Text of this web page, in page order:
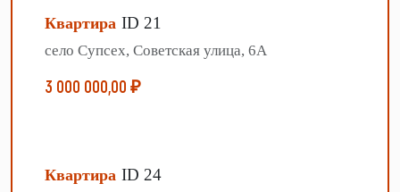
Квартира ID 21
село Супсех, Советская улица, 6А
3 000 000,00 ₽
Квартира ID 24